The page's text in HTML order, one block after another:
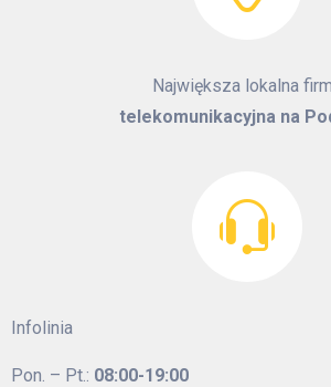
Największa lokalna
telekomunikacyjna na
Infolinia
Pon. – Pt.: 08:00-19:00